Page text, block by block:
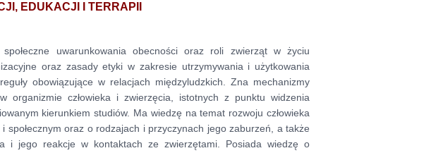
EDUKACJI I TERRAPII
uwarunkowania obecności oraz roli zwierząt w życiu
oraz zasady etyki w zakresie utrzymywania i użytkowania
obowiązujące w relacjach międzyludzkich. Zna mechanizmy
organizmie człowieka i zwierzęcia, istotnych z punktu widzenia
kierunkiem studiów. Ma wiedzę na temat rozwoju człowieka
społecznym oraz o rodzajach i przyczynach jego zaburzeń, a także
i jego reakcje w kontaktach ze zwierzętami. Posiada wiedzę o